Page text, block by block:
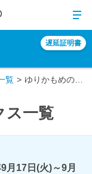
遅延証明書
覧
ス一覧
月17日(火)～9月